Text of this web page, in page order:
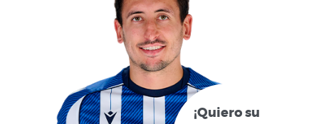
¡Quiero su